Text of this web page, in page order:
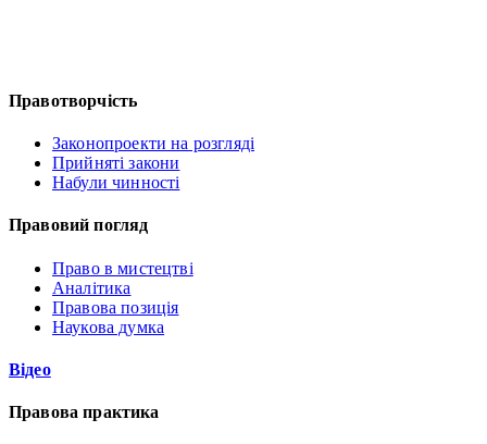
Правотворчість
Законопроекти на розгляді
Прийняті закони
Набули чинності
Правовий погляд
Право в мистецтві
Аналітика
Правова позиція
Наукова думка
Відео
Правова практика